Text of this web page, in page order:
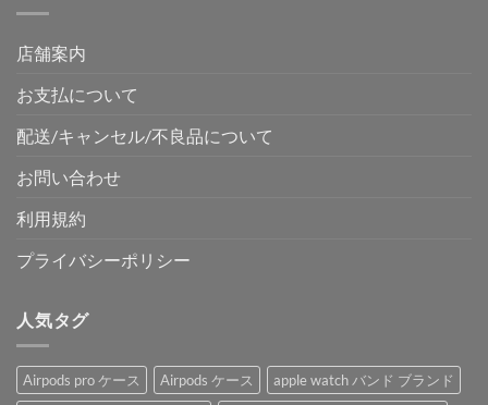
店舗案内
お支払について
配送/キャンセル/不良品について
お問い合わせ
利用規約
プライバシーポリシー
人気タグ
Airpods pro ケース Airpods ケース
apple watch バンド ブランド